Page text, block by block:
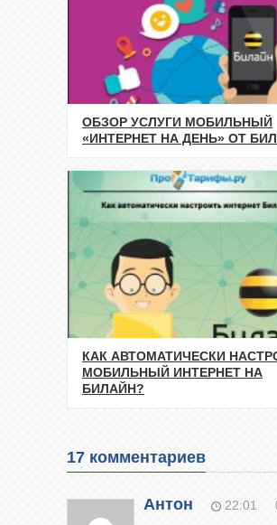
ОБЗОР УСЛУГИ МОБИЛЬНЫЙ
«ИНТЕРНЕТ НА ДЕНЬ» ОТ
КАК АВТОМАТИЧЕСКИ
МОБИЛЬНЫЙ ИНТЕРНЕТ НА
БИЛАЙН?
17 комментариев
Антон 22:01